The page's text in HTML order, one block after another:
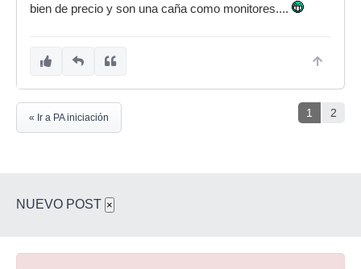
bien de precio y son una caña como monitores....
1 2
« Ir a PA iniciación
NUEVO POST ×